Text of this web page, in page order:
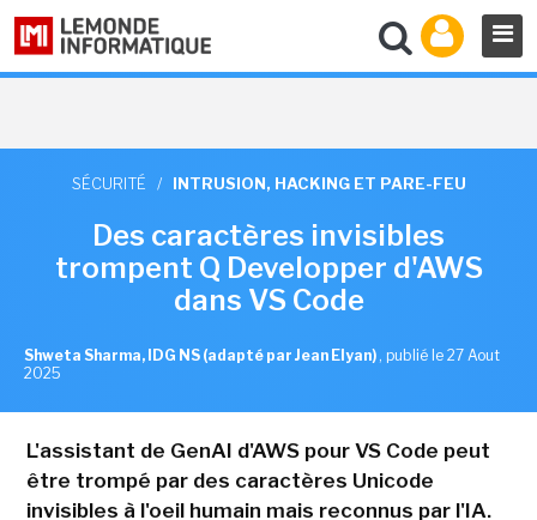
SÉCURITÉ / INTRUSION, HACKING ET PARE-FEU
Des caractères invisibles
trompent Q Developper d'AWS
dans VS Code
Shweta Sharma, IDG NS (adapté par Jean Elyan) , publié le 27 Aout
2025
L'assistant de GenAI d'AWS pour VS Code peut
être trompé par des caractères Unicode
invisibles à l'oeil humain mais reconnus par l'IA.